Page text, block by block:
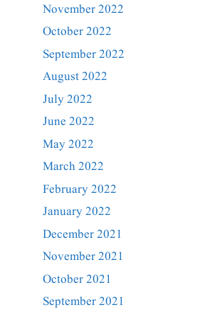
November 2022
October 2022
September 2022
August 2022
July 2022
June 2022
May 2022
March 2022
February 2022
January 2022
December 2021
November 2021
October 2021
September 2021